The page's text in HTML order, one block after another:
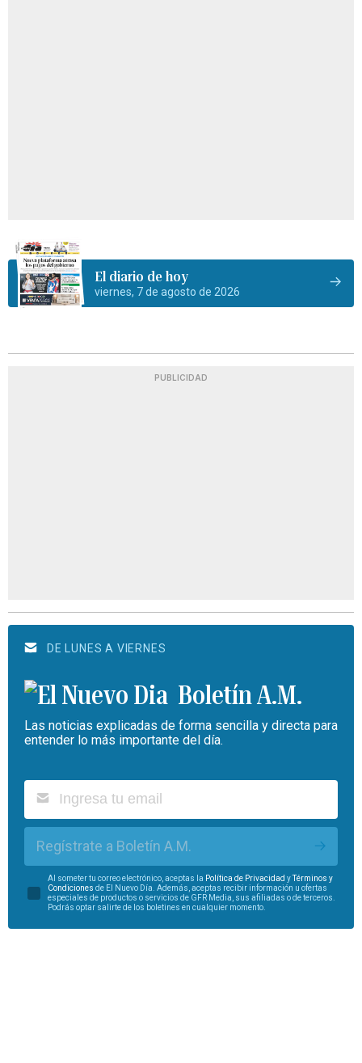
El diario de hoy
viernes, 7 de agosto de 2026
PUBLICIDAD
DE LUNES A VIERNES
Boletín A.M.
Las noticias explicadas de forma sencilla y directa para
entender lo más importante del día.
Regístrate a Boletín A.M.
Al someter tu correo electrónico, aceptas la Política de Privacidad yTérminos y
Condiciones de El Nuevo Día. Además, aceptas recibir información u ofertas
especiales de productos o servicios de GFR Media, sus afiliadas o de terceros.
Podrás optar salirte de los boletines en cualquier momento.